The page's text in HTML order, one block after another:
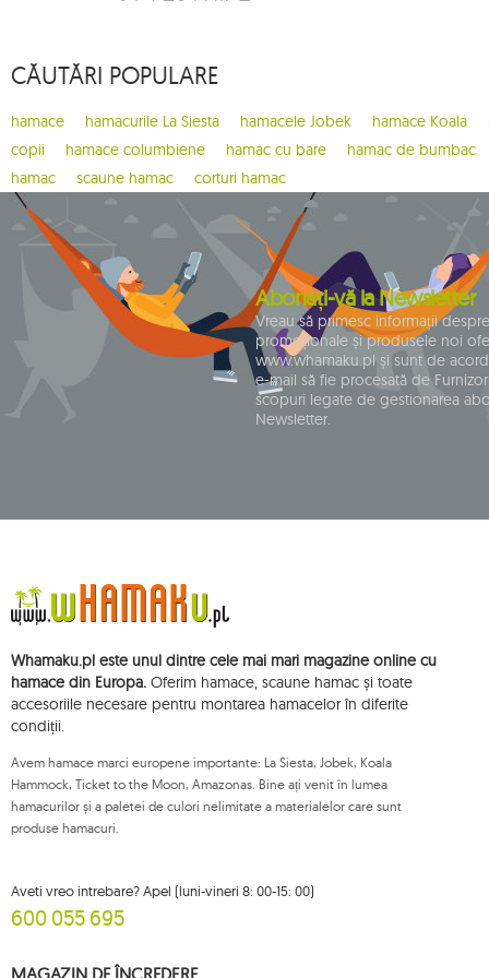
bugnet
california
carello baby
casa mount
chain
chaise rocker 1
1
1
classic fly 1
2
dockside
domo
double 3
dream 5
easy + 1
eco-friendly hammock 1
fat
florencia
CĂUTĂRI POPULARE
hamace hamacurile La Siesta hamacele Jobek hamace Koala
copii
hamace columbiene hamac cu bare hamac de bumbac
hamac
scaune hamac corturi hamac
Abonați-vă la Newsletter
Vreau să primesc informații
promoționale și produsele noi
www.whamaku.pl și sunt de
e-mail să fie procesată de
scopuri legate de gestionarea
Newsletter.
Whamaku.pl este unul dintre cele mai mari magazine online cu
hamace din Europa. Oferim hamace, scaune hamac și toate
accesoriile necesare pentru montarea hamacelor în diferite
condiții.
Avem hamace marci europene importante: La Siesta, Jobek, Koala
Hammock, Ticket to the Moon, Amazonas. Bine ați venit în lumea
hamacurilor și a paletei de culori nelimitate a materialelor care sunt
produse hamacuri.
Aveti vreo intrebare? Apel (luni-vineri 8: 00-15: 00)
600 055 695